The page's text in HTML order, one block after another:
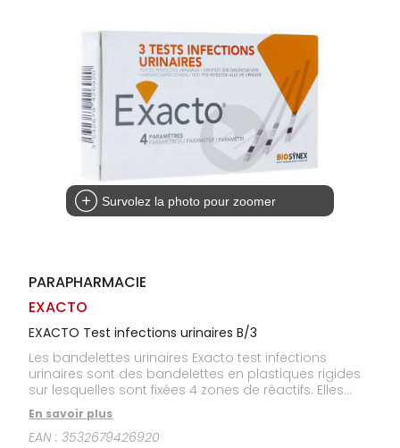
Solaire
Survolez la photo pour zoomer
PARAPHARMACIE
EXACTO
EXACTO Test infections urinaires B/3
Les bandelettes urinaires Exacto test infections
urinaires sont des bandelettes en plastiques rigides
sur lesquelles sont fixées 4 zones de réactifs. Elles
permettent un contrôle rapide des paramètres
suivants : leucocytes, nitrites, sang et protéines dans
l'urine.
En savoir plus
EAN :3532679426920